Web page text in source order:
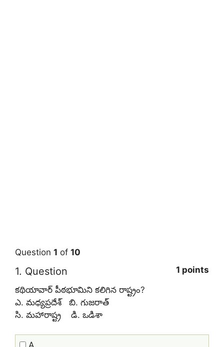
Question 1 of 10
1. Question
1 points
కథియావార్‌ పీఠభూమిని కలిగిన రాష్ట్రం?
ఎ. మధ్యప్రదేశ్‌ బి. గుజరాత్‌
సి. మహారాష్ట్ర డి. ఒడిశా
A